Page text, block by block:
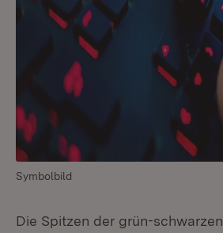
Symbolbild
Die Spitzen der grün-schwarzen